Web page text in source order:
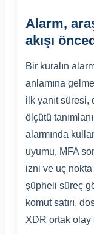
Alarm,
akışı
Bir kuralın
anlamına
ilk yanıt süresi,
ölçütü
alarmında
uyumu, MFA
izni ve uç
şüpheli süreç
komut satırı,
XDR ortak olay